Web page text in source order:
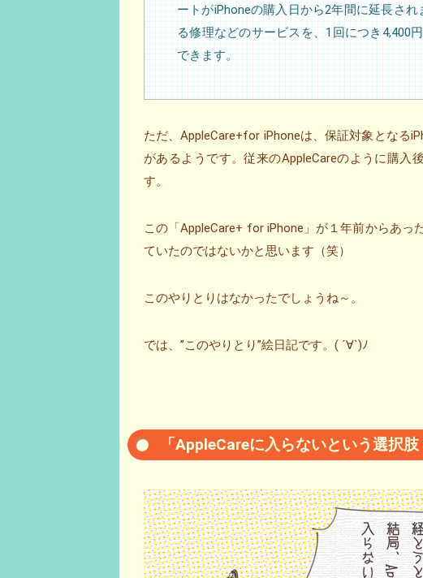
ートがiPhoneの購入日から2年間に延長さ
る修理などのサービスを、1回につき4,400
できます。
ただ、AppleCare+for iPhoneは、保証対象となる
があるようです。従来のAppleCareのように購
す。
この「AppleCare+ for iPhone」が１年前からあっ
ていたのではないかと思います（笑）
このやりとりはなかったでしょうね～。
では、”このやりとり”絵日記です。( ´∀`)ﾉ
「AppleCareに入らないという選択